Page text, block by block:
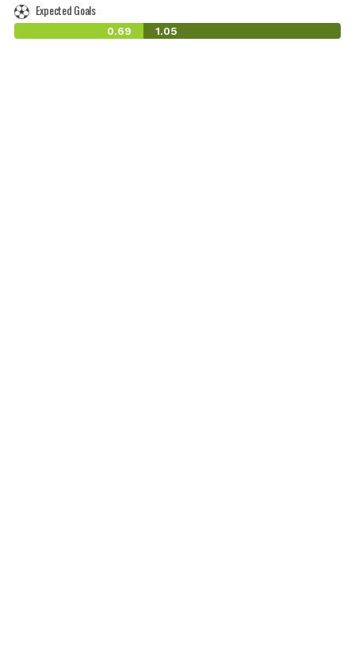
Expected Goals
0.69 1.05